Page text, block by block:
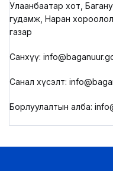
Улаанбаатар хот,
гудамж, Наран
газар
Санхүү:
Санал хүсэлт:
Борлуулалтын алба: